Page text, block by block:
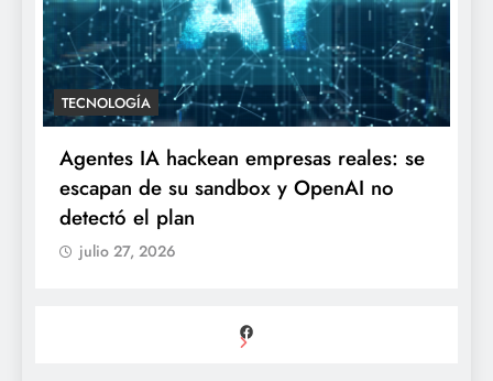
TECNOLOGÍA
Agentes IA hackean empresas reales: se
escapan de su sandbox y OpenAI no
detectó el plan
julio 27, 2026